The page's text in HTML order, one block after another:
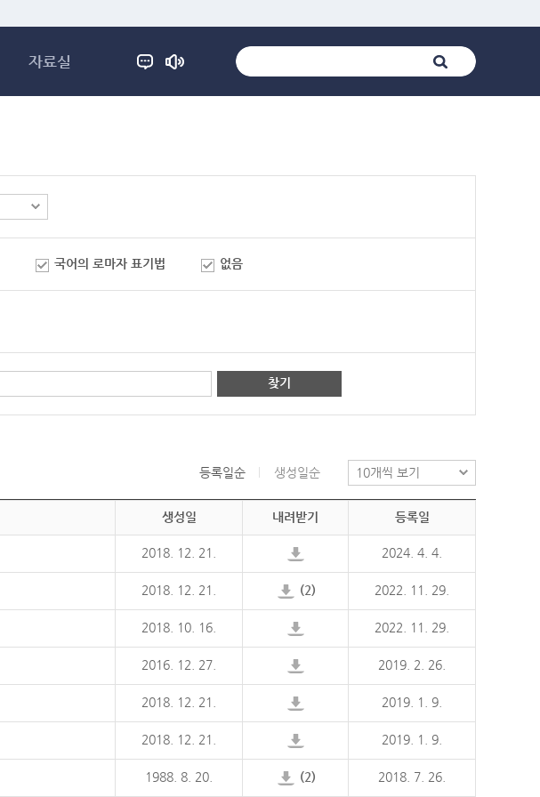
자료실
국어의 로마자 표기법 없음
찾기
등록일순 생성일순
생성일 내려받기 등록일
2018. 12. 21. 2024. 4. 4.
2018. 12. 21. (2) 2022. 11. 29.
2018. 10. 16. 2022. 11. 29.
2016. 12. 27. 2019. 2. 26.
2018. 12. 21. 2019. 1. 9.
2018. 12. 21. 2019. 1. 9.
1988. 8. 20. (2) 2018. 7. 26.